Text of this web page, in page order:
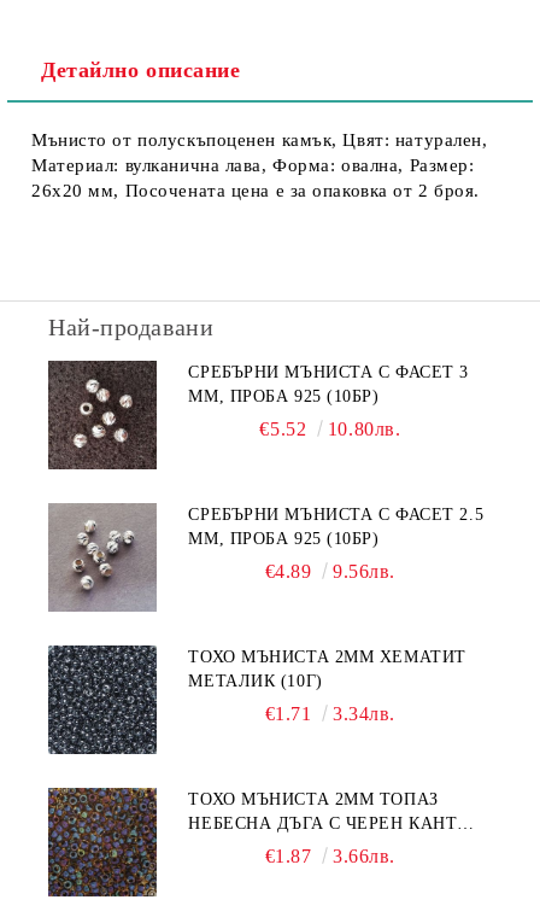
Детайлно описание
Мънисто от полускъпоценен камък, Цвят: натурален,
Материал: вулканична лава, Форма: овална, Размер:
26х20 мм, Посочената цена е за опаковка от 2 броя.
Най-продавани
СРЕБЪРНИ МЪНИСТА С ФАСЕТ 3
ММ, ПРОБА 925 (10БР)
€5.52 10.80лв.
СРЕБЪРНИ МЪНИСТА С ФАСЕТ 2.5
ММ, ПРОБА 925 (10БР)
€4.89 9.56лв.
ТОХО МЪНИСТА 2ММ ХЕМАТИТ
МЕТАЛИК (10Г)
€1.71 3.34лв.
ТОХО МЪНИСТА 2ММ ТОПАЗ
НЕБЕСНА ДЪГА С ЧЕРЕН КАНТ
€1.87 3.66лв.